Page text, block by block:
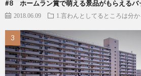
#8 ホームラン賞で萌える景品がもらえるバ
2018.06.09 1.言わんとしてるところは分か